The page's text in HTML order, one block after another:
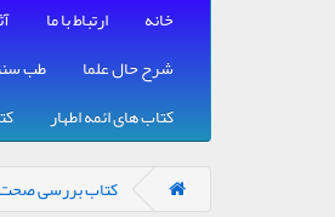
خانه ارتباط با ما
شرح حال علما
طب
کتاب های ائمه اطهار
کتاب بررسی صحت